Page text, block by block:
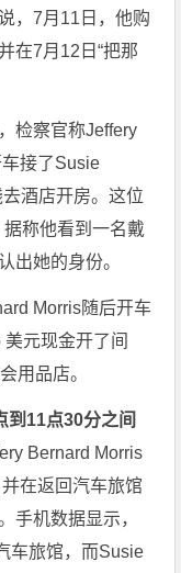
，7月11日，他购
在7月12日“把那
检察官称Jeffery
接了Susie
酒店开房。这位
称他看到一名戴
出她的身份。
Morris随后开车
元现金开了间
用品店。
到11点30分之间
Bernard Morris
在返回汽车旅馆
手机数据显示，
车旅馆，而Susie